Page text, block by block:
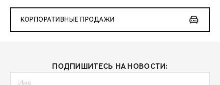
КОРПОРАТИВНЫЕ ПРОДАЖИ
ПОДПИШИТЕСЬ НА НОВОСТИ: